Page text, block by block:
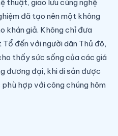
thuật, giao lưu cùng nghệ
đã tạo nên một không
khán giả. Không chỉ đưa
đến với người dân Thủ đô,
thấy sức sống của các giá
đương đại, khi di sản được
hợp với công chúng hôm